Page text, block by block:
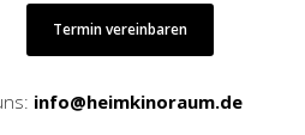
Termin vereinbaren
info@heimkinoraum.de